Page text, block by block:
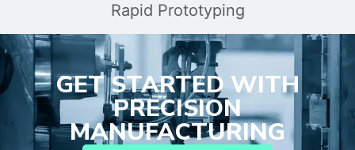
Rapid Prototyping
GET STARTED WITH
PRECISION
MANUFACTURING